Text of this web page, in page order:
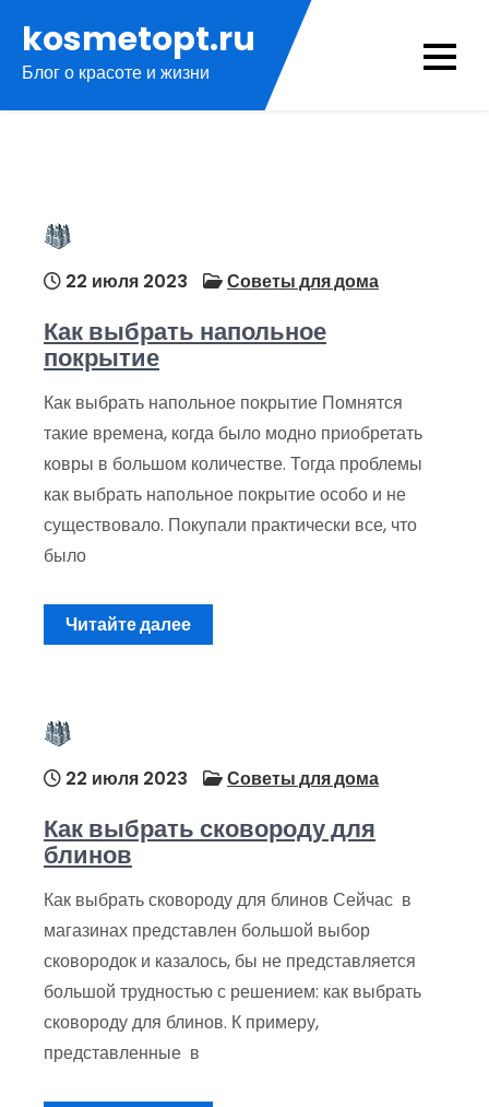
содержимому
kosmetopt.ru
Блог о красоте и жизни
22 июля 2023 Советы для дома
Как выбрать напольное
покрытие
Как выбрать напольное покрытие Помнятся
такие времена, когда было модно приобретать
ковры в большом количестве. Тогда проблемы
как выбрать напольное покрытие особо и не
существовало. Покупали практически все, что
было
Читайте далее
22 июля 2023 Советы для дома
Как выбрать сковороду для
блинов
Как выбрать сковороду для блинов Сейчас в
магазинах представлен большой выбор
сковородок и казалось, бы не представляется
большой трудностью с решением: как выбрать
сковороду для блинов. К примеру,
представленные в